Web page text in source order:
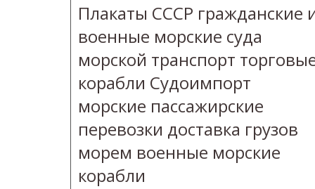
Плакаты СССР гражданские
военные морские суда
морской транспорт
корабли Судоимпорт
морские пассажирские
перевозки доставка грузов
морем военные морские
корабли